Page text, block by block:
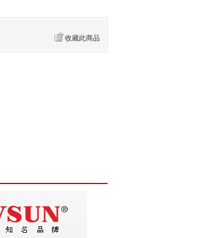
收藏此商品